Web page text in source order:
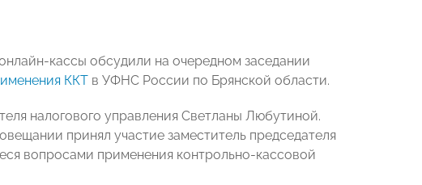
кассы обсудили на очередном заседании
ККТ в УФНС России по Брянской области.
налогового управления Светланы Любутиной.
принял участие заместитель председателя
вопросами применения контрольно-кассовой